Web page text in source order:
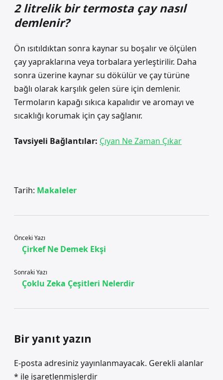
2 litrelik bir termosta çay nasıl
demlenir?
Ön ısıtıldıktan sonra kaynar su boşalır ve ölçülen
çay yapraklarına veya torbalara yerleştirilir. Daha
sonra üzerine kaynar su dökülür ve çay türüne
bağlı olarak karşılık gelen süre için demlenir.
Termoların kapağı sıkıca kapalıdır ve aromayı ve
sıcaklığı korumak için çay sağlanır.
Tavsiyeli Bağlantılar: Çıyan Ne Zaman Çıkar
Tarih: Makaleler
Önceki Yazı
Çirkef Ne Demek Ekşi
Sonraki Yazı
Çoklu Zeka Çeşitleri Nelerdir
Bir yanıt yazın
E-posta adresiniz yayınlanmayacak. Gerekli alanlar
* ile işaretlenmişlerdir